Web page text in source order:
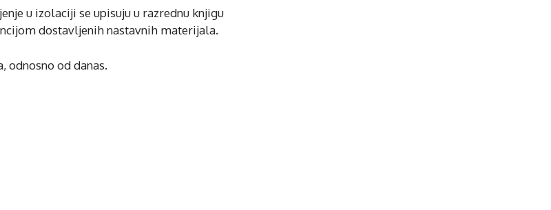
u izolaciji se upisuju u razrednu knjigu
dostavljenih nastavnih materijala.
odnosno od danas.